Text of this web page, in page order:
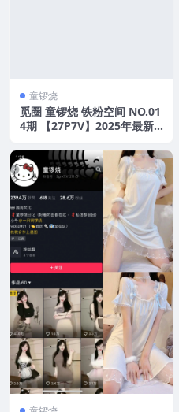
童锣烧
觅圈 童锣烧 铁粉空间 NO.01
4期 【27P7V】2025年最新